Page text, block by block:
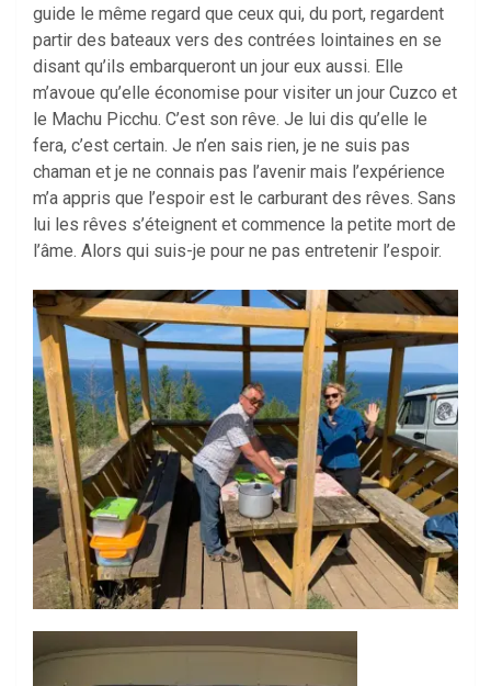
guide le même regard que ceux qui, du port, regardent
partir des bateaux vers des contrées lointaines en se
disant qu’ils embarqueront un jour eux aussi. Elle
m’avoue qu’elle économise pour visiter un jour Cuzco et
le Machu Picchu. C’est son rêve. Je lui dis qu’elle le
fera, c’est certain. Je n’en sais rien, je ne suis pas
chaman et je ne connais pas l’avenir mais l’expérience
m’a appris que l’espoir est le carburant des rêves. Sans
lui les rêves s’éteignent et commence la petite mort de
l’âme. Alors qui suis-je pour ne pas entretenir l’espoir.